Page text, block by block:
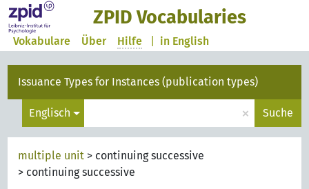
ZPID Vocabularies
in English
Vokabulare Über Hilfe
Issuance Types for Instances (publication types)
Englisch × Suche
multiple unit > continuing successive
> continuing successive